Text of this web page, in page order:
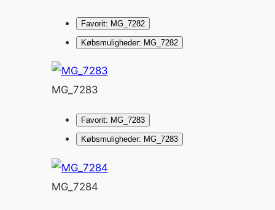
Favorit: MG_7282
Købsmuligheder: MG_7282
MG_7283
Favorit: MG_7283
Købsmuligheder: MG_7283
MG_7284